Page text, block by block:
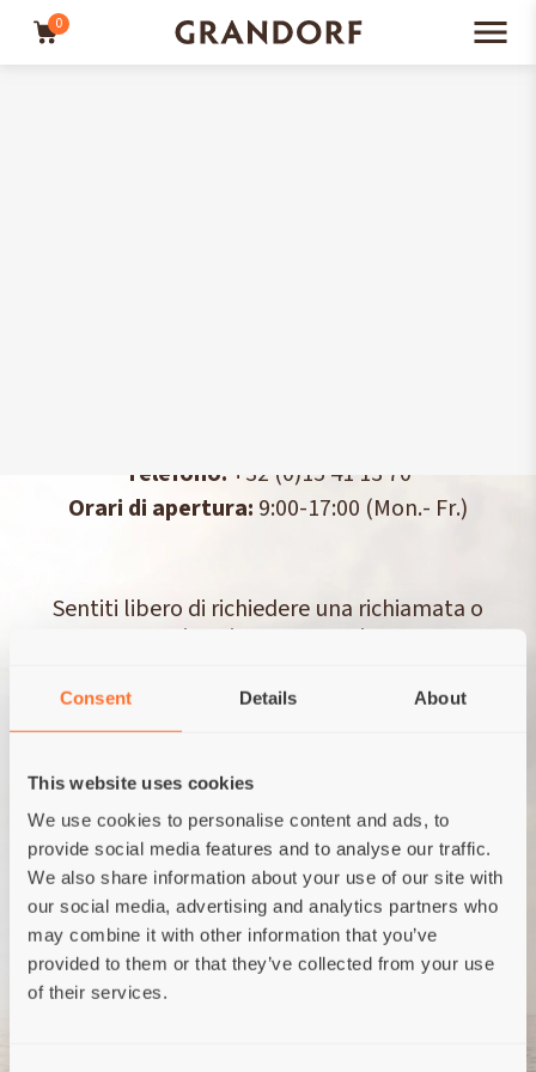
Consent Details About
This website uses cookies
We use cookies to personalise content and ads, to
provide social media features and to analyse our traffic.
We also share information about your use of our site with
our social media, advertising and analytics partners who
may combine it with other information that you’ve
provided to them or that they’ve collected from your use
of their services.
0
Telefono: +32 (0)15 41 13 70
Orari di apertura: 9:00-17:00 (Mon.- Fr.)
Sentiti libero di richiedere una richiamata o
scriverci un messaggio.
FAI UNA DOMANDA